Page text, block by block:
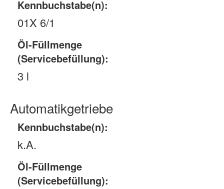
Kennbuchstabe(n):
01X 6/1
Öl-Füllmenge
(Servicebefüllung):
3 l
Automatikgetriebe
Kennbuchstabe(n):
k.A.
Öl-Füllmenge
(Servicebefüllung):